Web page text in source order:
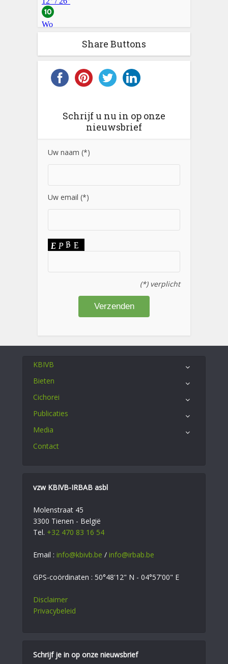
Share Buttons
Schrijf u nu in op onze
nieuwsbrief
Uw naam (*)
Uw email (*)
(*) verplicht
KBIVB
Bieten
Cichorei
Publicaties
Media
Contact
vzw KBIVB-IRBAB asbl
Molenstraat 45
3300 Tienen - België
Tel. +32 470 83 16 54
Email : info@kbivb.be / info@irbab.be
GPS-coördinaten : 50°48'12" N - 04°57'00" E
Disclaimer
Privacybeleid
Schrijf je in op onze nieuwsbrief